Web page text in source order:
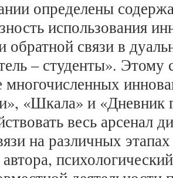
определены
использования
обратной связи в
– студенты». Этому
многочисленных
«Шкала» и «Дневник
весь арсенал
на различных